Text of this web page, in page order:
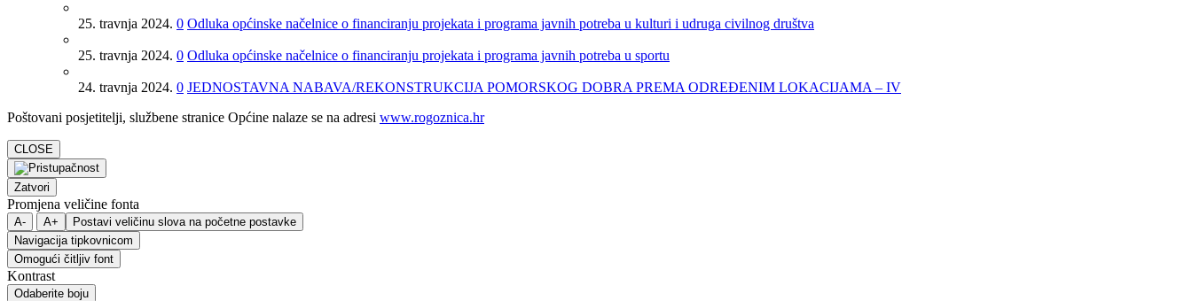
25. travnja 2024. 0 Odluka općinske načelnice o financiranju projekata i programa javnih potreba u kulturi i udruga civilnog društva
25. travnja 2024. 0 Odluka općinske načelnice o financiranju projekata i programa javnih potreba u sportu
24. travnja 2024. 0 JEDNOSTAVNA NABAVA/REKONSTRUKCIJA POMORSKOG DOBRA PREMA ODREĐENIM LOKACIJAMA – IV
Poštovani posjetitelji, službene stranice Općine nalaze se na adresi www.rogoznica.hr
CLOSE
Zatvori
Promjena veličine fonta
A- A+
Postavi veličinu slova na početne postavke
Navigacija tipkovnicom
Omogući čitljiv font
Kontrast
Odaberite boju